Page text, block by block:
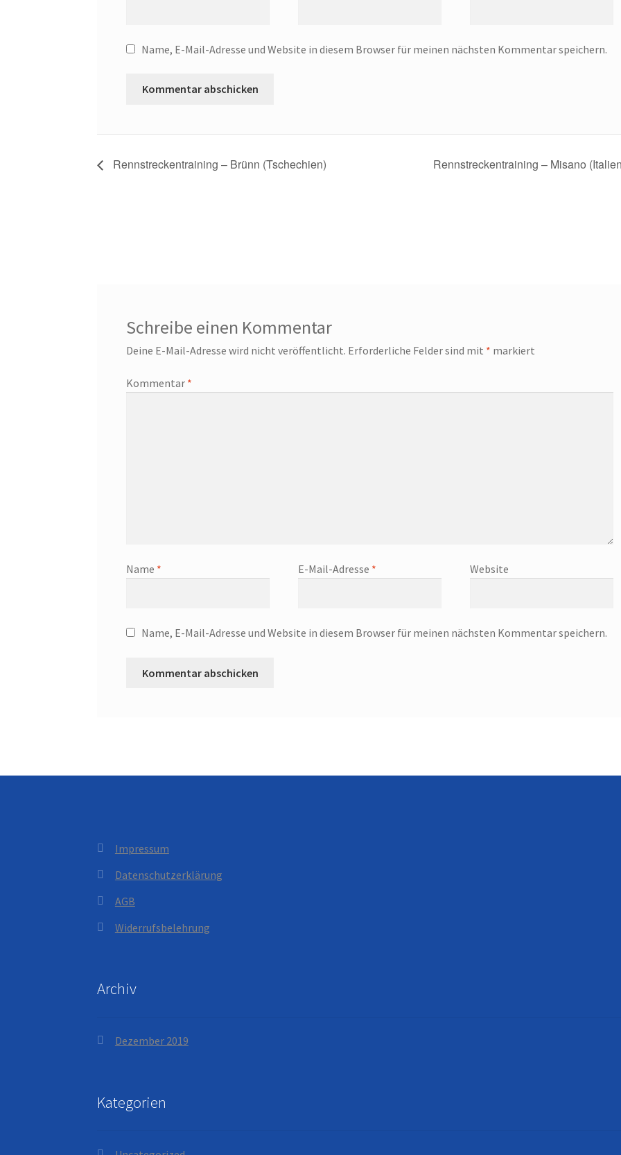
Name, E-Mail-Adresse und Website in diesem Browser für meinen nächsten Kommentar speichern.
Rennstreckentraining – Brünn (Tschechien) Rennstreckentraining – Misano
Schreibe einen Kommentar
Deine E-Mail-Adresse wird nicht veröffentlicht. Erforderliche Felder sind mit * markiert
Kommentar *
Name * E-Mail-Adresse * Website
Name, E-Mail-Adresse und Website in diesem Browser für meinen nächsten Kommentar speichern.
Impressum
Datenschutzerklärung
AGB
Widerrufsbelehrung
Archiv
Dezember 2019
Kategorien